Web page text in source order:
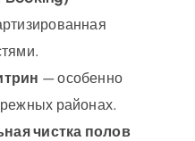
— особенно
районах.
чистка полов